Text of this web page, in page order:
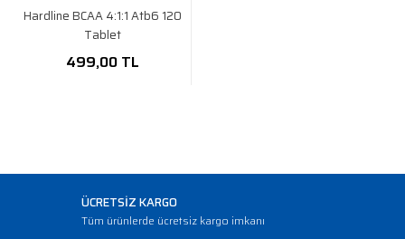
Hardline BCAA 4:1:1 Atb6 120
Tablet
499,00 TL
ÜCRETSİZ KARGO
Tüm ürünlerde ücretsiz kargo imkanı